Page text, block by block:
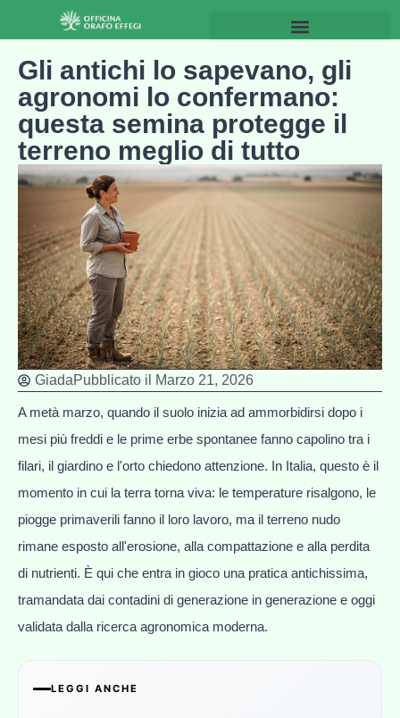
Gli antichi lo sapevano, gli
agronomi lo confermano:
questa semina protegge il
terreno meglio di tutto
GiadaPubblicato il Marzo 21, 2026
A metà marzo, quando il suolo inizia ad ammorbidirsi dopo i
mesi più freddi e le prime erbe spontanee fanno capolino tra i
filari, il giardino e l'orto chiedono attenzione. In Italia, questo è il
momento in cui la terra torna viva: le temperature risalgono, le
piogge primaverili fanno il loro lavoro, ma il terreno nudo
rimane esposto all'erosione, alla compattazione e alla perdita
di nutrienti. È qui che entra in gioco una pratica antichissima,
tramandata dai contadini di generazione in generazione e oggi
validata dalla ricerca agronomica moderna.
LEGGI ANCHE